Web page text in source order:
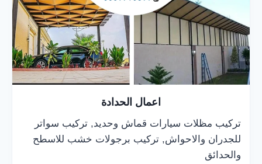
اعمال الحدادة
تركيب مظلات سيارات قماش وحديد, تركيب سواتر
للجدران والاحواش, تركيب برجولات خشب للاسطح
والحدائق